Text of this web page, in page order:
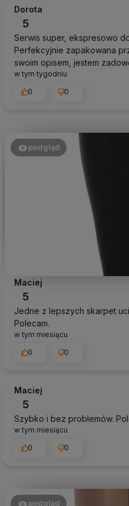
Dorota
5
Serwis super, ekspresowo
Perfekcyjnie zapakowana
swoim opisem, jestem
w tym tygodniu
0
0
podgląd
Maciej
5
Jedne z lepszych skarpet
Polecam.
w tym miesiącu
0
0
Maciej
5
Szybko i bez problemów.
w tym miesiącu
0
0
podgląd